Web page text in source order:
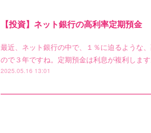
【投資】ネット銀行の高利率定期預金
最近、ネット銀行の中で、１％に迫るような
ので３年ですね。定期預金は利息が複利しま
2025.05.16 13:01